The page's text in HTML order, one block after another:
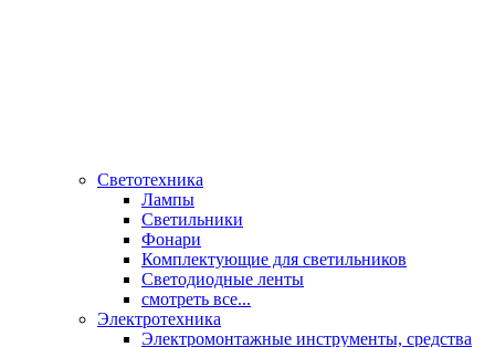
Светотехника
Лампы
Светильники
Фонари
Комплектующие для светильников
Светодиодные ленты
смотреть все...
Электротехника
Электромонтажные инструменты, средства